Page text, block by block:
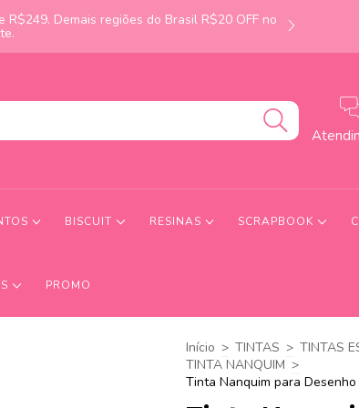
Demais regiões do Brasil R$20 OFF no
BISCUIT RESINAS SCRAPBOOK
PROMO
Início > TINTAS > TINTAS
TINTA NANQUIM >
Tinta Nanquim para